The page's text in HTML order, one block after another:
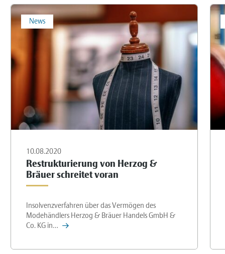
News
10.08.2020
Restrukturierung von Herzog &
Bräuer schreitet voran
Insolvenzverfahren über das Vermögen des
Modehändlers Herzog & Bräuer Handels GmbH &
Co. KG in…